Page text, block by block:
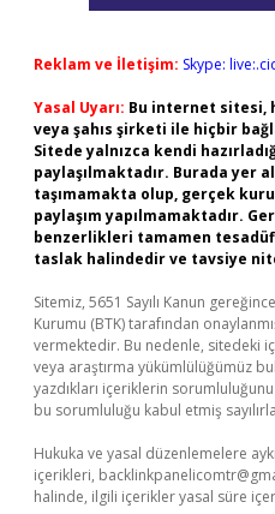
Reklam ve İletişim: Skype:
Yasal Uyarı: Bu internet sitesi,
veya şahıs şirketi ile hiçbir
Sitede yalnızca kendi
paylaşılmaktadır. Burada yer
taşımamakta olup, gerçek
paylaşım yapılmamaktadır.
benzerlikleri tamamen
taslak halindedir ve tavsiye
Sitemiz, 5651 Sayılı Kanun
Kurumu (BTK) tarafından
vermektedir. Bu nedenle, sitedeki
veya araştırma yükümlülüğümüz
yazdıkları içeriklerin
bu sorumluluğu kabul etmiş
Hukuka ve yasal düzenlemelere
içerikleri,
halinde, ilgili içerikler yasal süre